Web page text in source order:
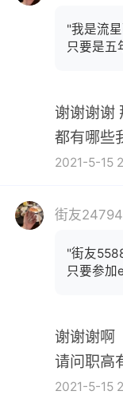
"我是流
只要是五
谢谢谢谢
都有哪些
2021-5-15
街友
"街友
只要参加
谢谢谢啊
请问职高
2021-5-15